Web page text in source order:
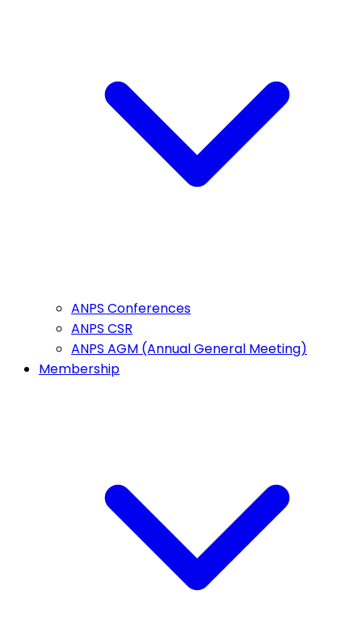
ANPS Conferences
ANPS CSR
ANPS AGM (Annual General Meeting)
Membership